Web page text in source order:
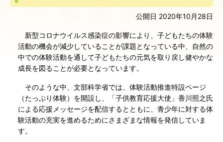
公開日 2020年10月28日
新型コロナウイルス感染症の影響により、子どもたちの体験
活動の機会が減少していることが課題となっている中、自然の
中での体験活動を通して子どもたちの元気を取り戻し健やかな
成長を図ることが必要となっています。
そのような中、文部科学省では、体験活動推進特設ページ
（たっぷり体験）を開設し、「子供教育応援大使」香川照之氏
による応援メッセージを配信するとともに、青少年に対する体
験活動の充実を進めるためにさまざまな情報を発信していま
す。